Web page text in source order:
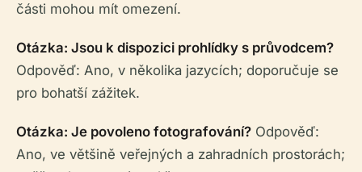
části mohou mít omezení.
Otázka: Jsou k dispozici prohlídky s průvodcem?
Odpověď: Ano, v několika jazycích; doporučuje se
pro bohatší zážitek.
Otázka: Je povoleno fotografování? Odpověď:
Ano, ve většině veřejných a zahradních prostorách;